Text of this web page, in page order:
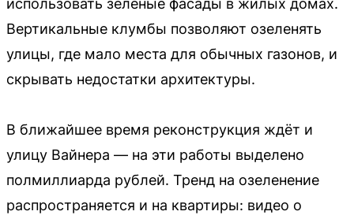
использовать зелёные фасады в жилых домах.
Вертикальные клумбы позволяют озеленять
улицы, где мало места для обычных газонов, и
скрывать недостатки архитектуры.
В ближайшее время реконструкция ждёт и
улицу Вайнера — на эти работы выделено
полмиллиарда рублей. Тренд на озеленение
распространяется и на квартиры: видео о